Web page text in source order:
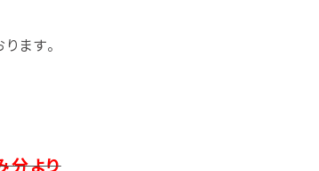
ます。
より